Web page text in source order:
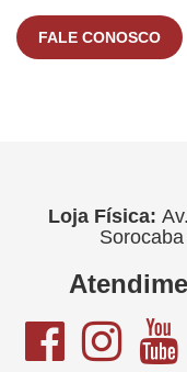
FALE CONOSCO
Loja Física: